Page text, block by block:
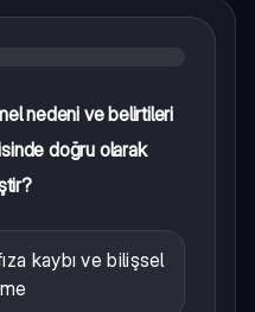
nedeni ve belirtileri
doğru olarak
kaybı ve bilişsel